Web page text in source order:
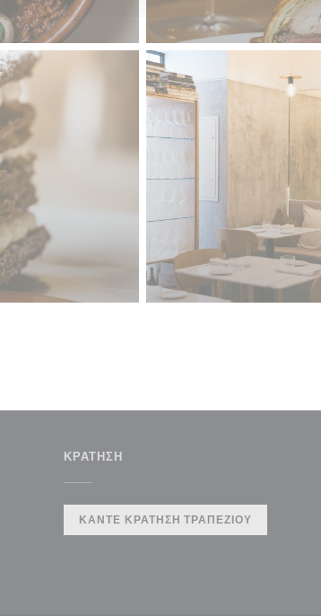
ΚΡΆΤΗΣΗ
ΚΆΝΤΕ ΚΡΆΤΗΣΗ ΤΡΑΠΕΖΙΟΎ